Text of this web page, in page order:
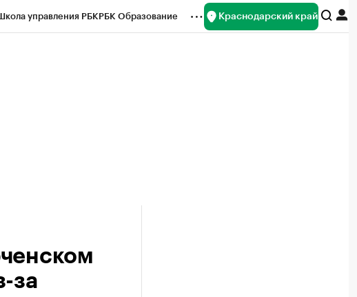
управления РБКРБК Образование Краснодарский край
за